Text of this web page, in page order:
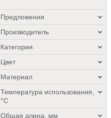
Предложения
Производитель
Категория
Цвет
Материал
Температура использования,
°C
Общая длина, мм